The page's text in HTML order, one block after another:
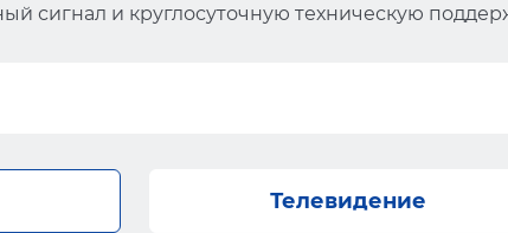
сигнал и круглосуточную техническую
Телевидение